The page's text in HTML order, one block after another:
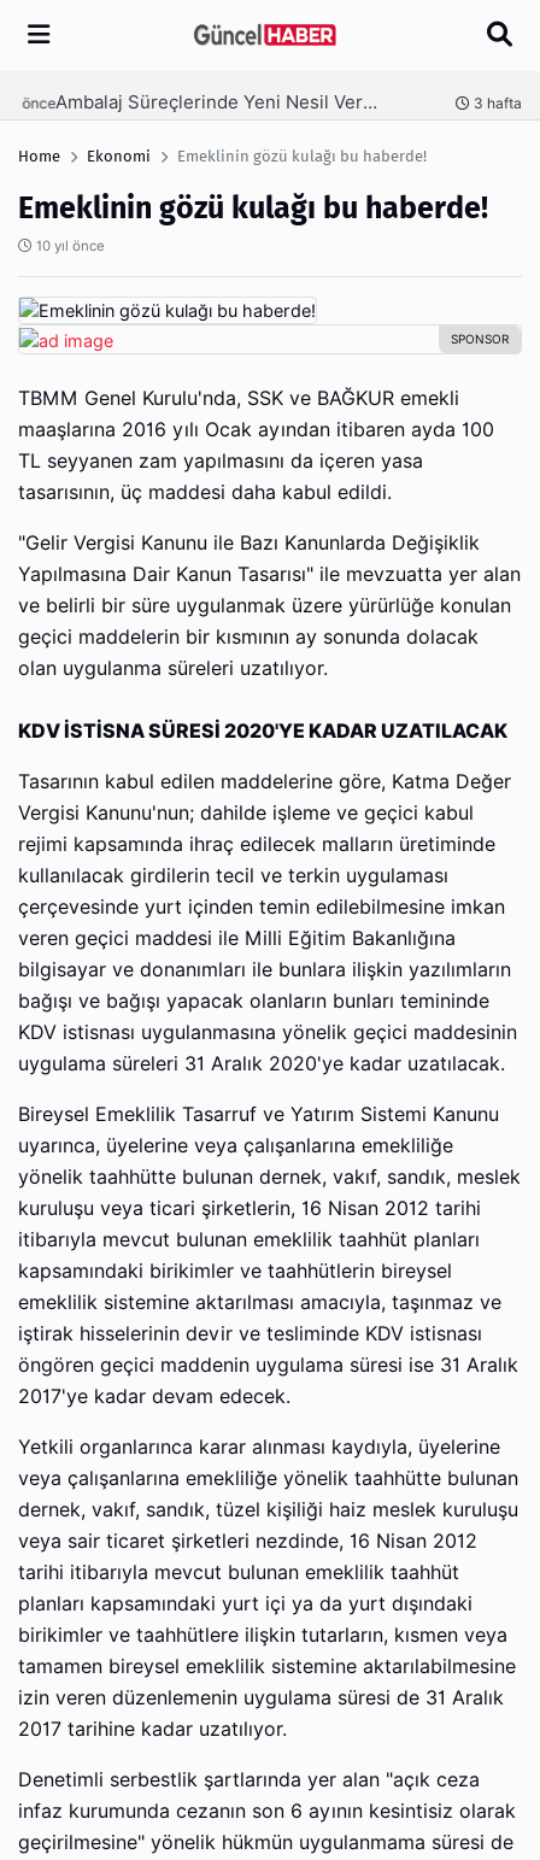
Arama
Ambalaj Süreçlerinde Yeni Nesil Verimliliği Olimpack ile Yakalayın 3 hafta önce
Home Ekonomi Emeklinin gözü kulağı bu haberde!
Emeklinin gözü kulağı bu haberde!
10 yıl önce
TBMM Genel Kurulu'nda, SSK ve BAĞKUR emekli
maaşlarına 2016 yılı Ocak ayından itibaren ayda 100
TL seyyanen zam yapılmasını da içeren yasa
tasarısının, üç maddesi daha kabul edildi.
"Gelir Vergisi Kanunu ile Bazı Kanunlarda Değişiklik
Yapılmasına Dair Kanun Tasarısı" ile mevzuatta yer alan
ve belirli bir süre uygulanmak üzere yürürlüğe konulan
geçici maddelerin bir kısmının ay sonunda dolacak
olan uygulanma süreleri uzatılıyor.
KDV İSTİSNA SÜRESİ 2020'YE KADAR UZATILACAK
Tasarının kabul edilen maddelerine göre, Katma Değer
Vergisi Kanunu'nun; dahilde işleme ve geçici kabul
rejimi kapsamında ihraç edilecek malların üretiminde
kullanılacak girdilerin tecil ve terkin uygulaması
çerçevesinde yurt içinden temin edilebilmesine imkan
veren geçici maddesi ile Milli Eğitim Bakanlığına
bilgisayar ve donanımları ile bunlara ilişkin yazılımların
bağışı ve bağışı yapacak olanların bunları temininde
KDV istisnası uygulanmasına yönelik geçici maddesinin
uygulama süreleri 31 Aralık 2020'ye kadar uzatılacak.
Bireysel Emeklilik Tasarruf ve Yatırım Sistemi Kanunu
uyarınca, üyelerine veya çalışanlarına emekliliğe
yönelik taahhütte bulunan dernek, vakıf, sandık, meslek
kuruluşu veya ticari şirketlerin, 16 Nisan 2012 tarihi
itibarıyla mevcut bulunan emeklilik taahhüt planları
kapsamındaki birikimler ve taahhütlerin bireysel
emeklilik sistemine aktarılması amacıyla, taşınmaz ve
iştirak hisselerinin devir ve tesliminde KDV istisnası
öngören geçici maddenin uygulama süresi ise 31 Aralık
2017'ye kadar devam edecek.
Yetkili organlarınca karar alınması kaydıyla, üyelerine
veya çalışanlarına emekliliğe yönelik taahhütte bulunan
dernek, vakıf, sandık, tüzel kişiliği haiz meslek kuruluşu
veya sair ticaret şirketleri nezdinde, 16 Nisan 2012
tarihi itibarıyla mevcut bulunan emeklilik taahhüt
planları kapsamındaki yurt içi ya da yurt dışındaki
birikimler ve taahhütlere ilişkin tutarların, kısmen veya
tamamen bireysel emeklilik sistemine aktarılabilmesine
izin veren düzenlemenin uygulama süresi de 31 Aralık
2017 tarihine kadar uzatılıyor.
Denetimli serbestlik şartlarında yer alan "açık ceza
infaz kurumunda cezanın son 6 ayının kesintisiz olarak
geçirilmesine" yönelik hükmün uygulanmama süresi de